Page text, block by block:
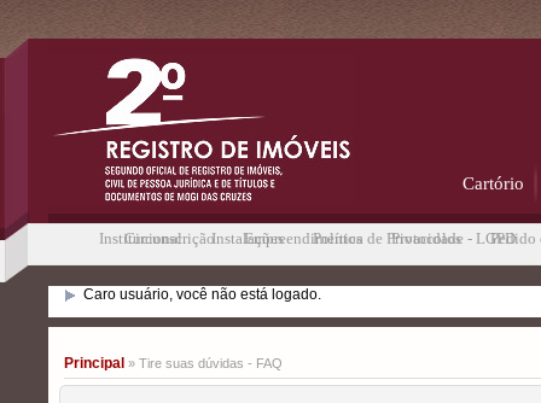
Cartório
Institucional Instalações Política de Privacidade - LGPD
Circunscrição Empreendimentos Protocolos Pedido
Caro usuário, você não está logado.
Principal » Tire suas dúvidas - FAQ